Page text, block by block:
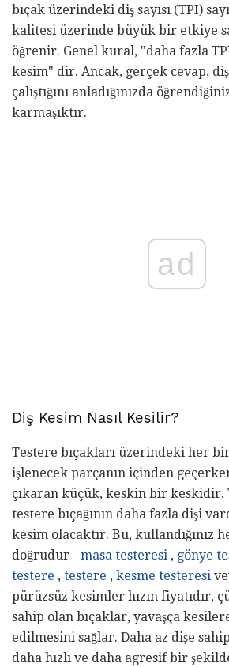
bıçak üzerindeki diş sayısı (TPI)
kalitesi üzerinde büyük bir etkiye
öğrenir. Genel kural, "daha fazla
kesim" dir. Ancak, gerçek cevap,
çalıştığını anladığınızda
karmaşıktır.
ad
Diş Kesim Nasıl Kesilir?
Testere bıçakları üzerindeki her
işlenecek parçanın içinden
çıkaran küçük, keskin bir
testere bıçağının daha fazla dişi
kesim olacaktır. Bu, kullandığınız
doğrudur - masa testeresi , gönye
testere , testere , kesme testeresi
pürüzsüz kesimler hızın fiyatıdır,
sahip olan bıçaklar, yavaşça
edilmesini sağlar. Daha az dişe
daha hızlı ve daha agresif bir